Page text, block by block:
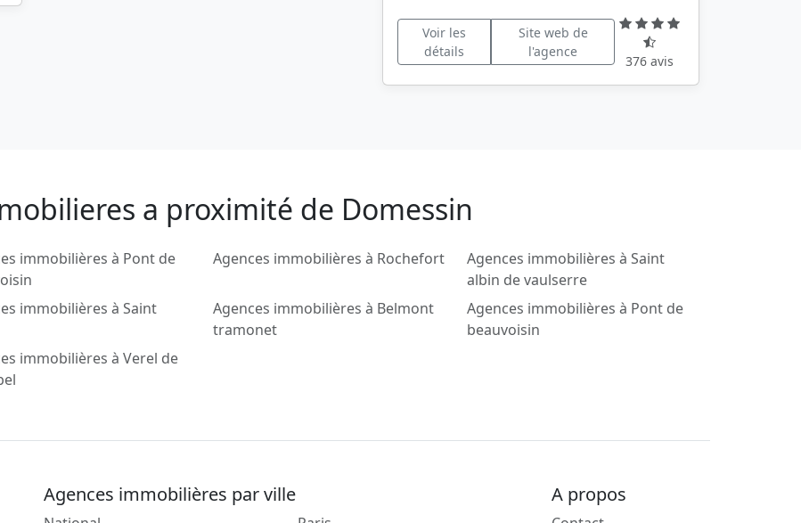
Voir les
détails
Site web de
l'agence
376 avis
a proximité de Domessin
immobilières à Pont de
Agences immobilières à Rochefort
Agences immobilières à Saint
albin de vaulserre
immobilières à Saint
Agences immobilières à Belmont
tramonet
Agences immobilières à Pont de
beauvoisin
immobilières à Verel de
Agences immobilières par ville A propos